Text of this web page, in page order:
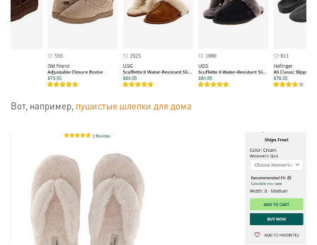
Вот, например, пушистые шлепки для дома